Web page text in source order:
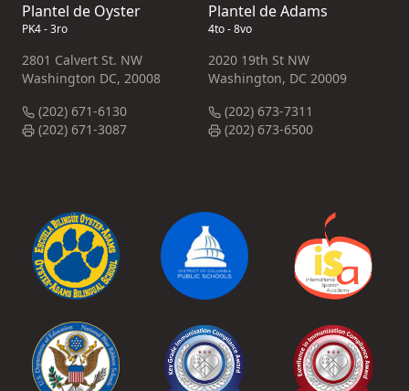
Plantel de Oyster
PK4 - 3ro
2801 Calvert St. NW
Washington DC, 20008
(202) 671-6130
(202) 671-3087
Plantel de Adams
4to - 8vo
2020 19th St NW
Washington, DC 20009
(202) 673-7311
(202) 673-6500